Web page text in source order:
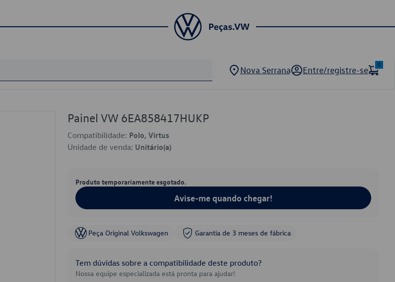
Nova Serrana Entre/registre-se
0
Painel VW 6EA858417HUKP
Compatibilidade: Polo, Virtus
Unidade de venda: Unitário(a)
Produto temporariamente esgotado.
Avise-me quando chegar!
Peça Original Volkswagen Garantia de 3 meses de fábrica
Tem dúvidas sobre a compatibilidade deste produto?
Nossa equipe especializada está pronta para ajudar!